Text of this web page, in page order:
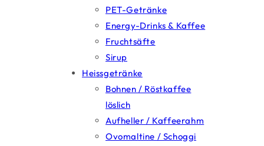
PET-Getränke
Energy-Drinks & Kaffee
Fruchtsäfte
Sirup
Heissgetränke
Bohnen / Röstkaffee
löslich
Aufheller / Kaffeerahm
Ovomaltine / Schoggi